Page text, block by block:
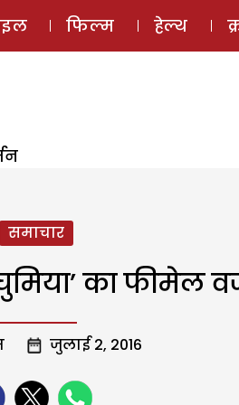
ई-मैगज़ीन
फिल्म हेल्थ
समाचार
का फीमेल
जुलाई 2, 2016